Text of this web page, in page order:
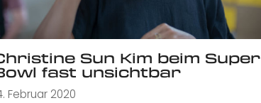
Sun Kim beim Super
fast unsichtbar
Februar 2020